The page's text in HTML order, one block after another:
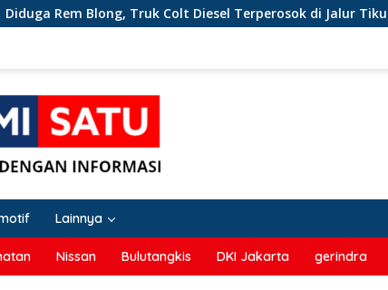
Rem Blong, Truk Colt Diesel Terperosok di Jalur Tikungan
Lainnya
Nissan Bulutangkis DKI Jakarta gerindra